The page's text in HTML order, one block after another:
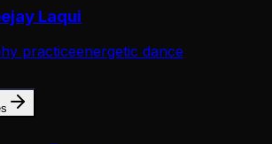
Laqui
practiceenergetic dance